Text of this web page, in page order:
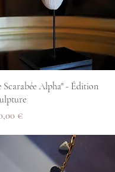
Aperçu rapide
Scarabée Alpha" - Édition
€